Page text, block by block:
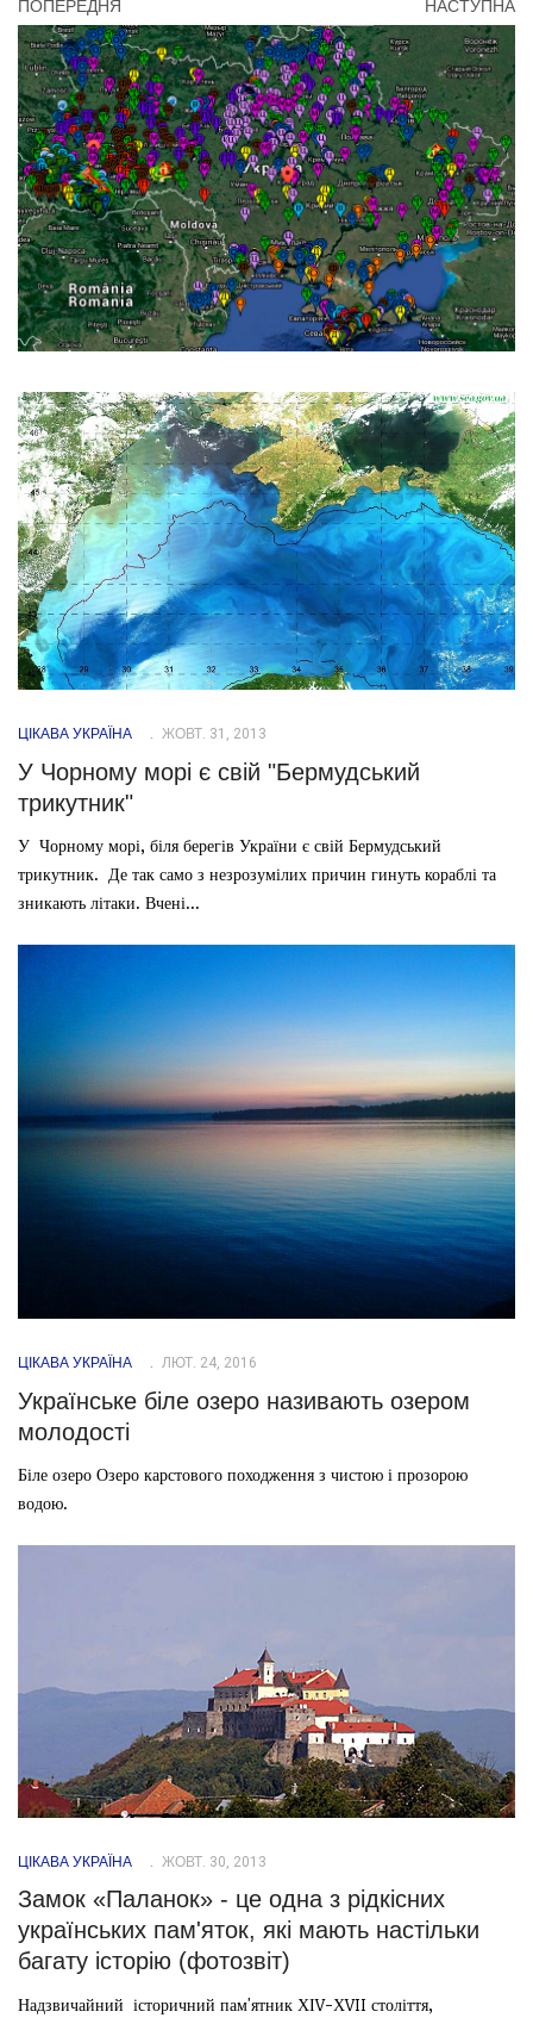
ПОПЕРЕДНЯ НАСТУПНА
ЦІКАВА УКРАЇНА ЖОВТ. 31, 2013
У Чорному морі є свій "Бермудський
трикутник"
У Чорному морі, біля берегів України є свій Бермудський
трикутник. Де так само з незрозумілих причин гинуть кораблі та
зникають літаки. Вчені...
ЦІКАВА УКРАЇНА ЛЮТ. 24, 2016
Українське біле озеро називають озером
молодості
Біле озеро Озеро карстового походження з чистою і прозорою
водою.
ЦІКАВА УКРАЇНА ЖОВТ. 30, 2013
Замок «Паланок» - це одна з рідкісних
українських пам'яток, які мають настільки
багату історію (фотозвіт)
Надзвичайний історичний пам'ятник ХІV-ХVII століття,